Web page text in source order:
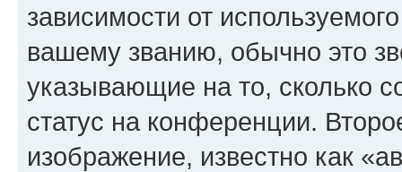
зависимости от
вашему званию, обычно это
указывающие на то, сколько
статус на конференции.
изображение, известно как